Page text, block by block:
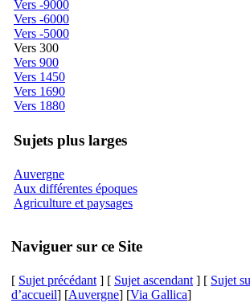
Vers -9000
Vers -6000
Vers -5000
Vers 300
Vers 900
Vers 1450
Vers 1690
Vers 1880
Sujets plus larges
Auvergne
Aux différentes époques
Agriculture et paysages
Naviguer sur ce Site
[ Sujet précédant ] [ Sujet ascendant ] [ Sujet
d’accueil] [Auvergne] [Via Gallica]